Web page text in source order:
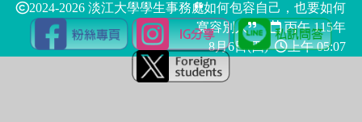
2024-2026 淡江大學學生事務處如何包容自己，也要如何
寬容別人
丙午 115年
8月6日(四)
上午 05:07